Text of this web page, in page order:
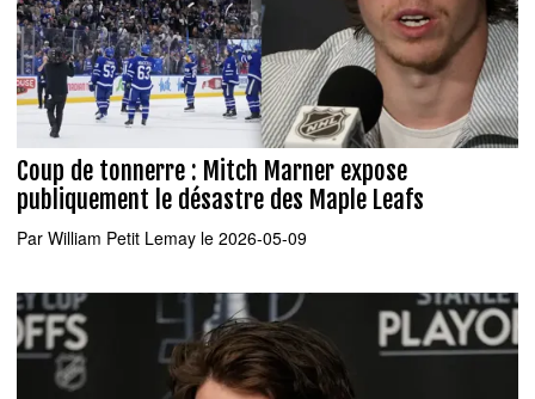
Coup de tonnerre : Mitch Marner expose
publiquement le désastre des Maple Leafs
Par William Petit Lemay le 2026-05-09